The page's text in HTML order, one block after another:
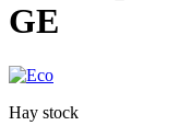
GE
Hay stock